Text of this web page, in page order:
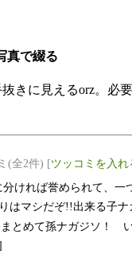
真で綴る
きに見えるorz。必
(全2件) [ツッコミを入れ
分ければ誉められて、一
はマシだぞ!!出来る子
とめて孫ナガジソ！